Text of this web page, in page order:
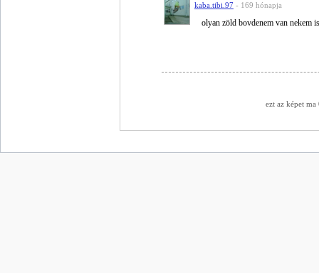
kaba.tibi.97 - 169 hónapja
olyan zöld bovdenem van nekem
ezt az képet ma